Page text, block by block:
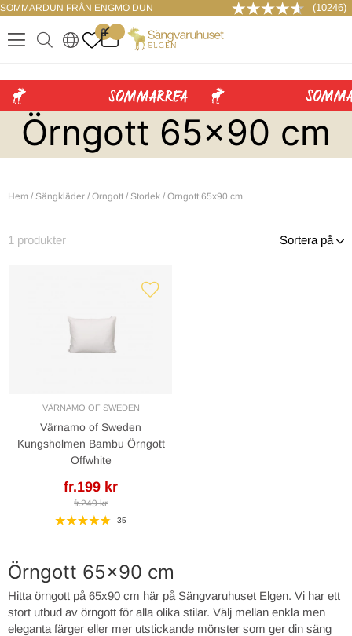
SOMMARDUN FRÅN ENGMO DUN (10246)
.
0
. ..
LOGGA IN
Örngott 65x90 cm
Hem / Sängkläder / Örngott / Storlek / Örngott 65x90 cm
1 produkter Sortera på
VÄRNAMO OF SWEDEN
Värnamo of Sweden
Kungsholmen Bambu Örngott
Offwhite
fr.199 kr
fr.249 kr
35
Örngott 65x90 cm
Hitta örngott på 65x90 cm här på Sängvaruhuset Elgen. Vi har ett
stort utbud av örngott för alla olika stilar. Välj mellan enkla men
eleganta färger eller mer utstickande mönster som ger din säng